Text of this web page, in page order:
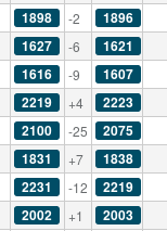
1898 -2 1896
1627 -6 1621
1616 -9 1607
2219 +4 2223
2100 -25 2075
1831 +7 1838
2231 -12 2219
2002 +1 2003